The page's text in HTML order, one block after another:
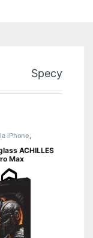
iPhone
ACHILLES
Max